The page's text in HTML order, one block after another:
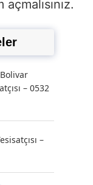
.
– 0532
–